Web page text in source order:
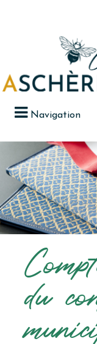
Navigation
du